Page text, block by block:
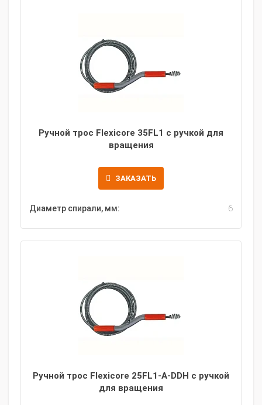
Ручной трос Flexicore 35FL1 с ручкой для
вращения
ЗАКАЗАТЬ
Диаметр спирали, мм: 6
Ручной трос Flexicore 25FL1-A-DDH с ручкой
для вращения